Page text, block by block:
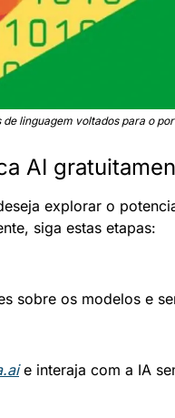
linguagem voltados para o
AI
explorar o
siga estas etapas:
sobre os modelos e
e interaja com a IA